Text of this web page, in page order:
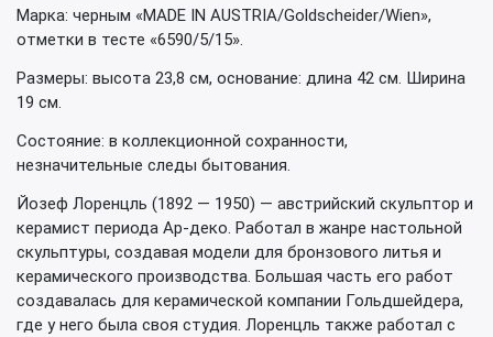
Марка: черным «MADE IN AUSTRIA/Goldscheider/Wien»,
отметки в тесте «6590/5/15».
Размеры: высота 23,8 см, основание: длина 42 см. Ширина
19 см.
Состояние: в коллекционной сохранности,
незначительные следы бытования.
Йозеф Лоренцль (1892 — 1950) — австрийский скульптор и
керамист периода Aр-деко. Работал в жанре настольной
скульптуры, создавая модели для бронзового литья и
керамического производства. Большая часть его работ
создавалась для керамической компании Гольдшейдера,
где у него была своя студия. Лоренцль также работал с